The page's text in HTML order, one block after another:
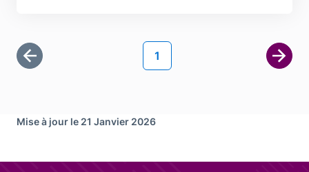
Première page
Page courante
1
Page
Mise à jour le 21 Janvier 2026